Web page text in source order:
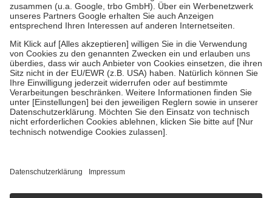
Verordnung.
Um das Engagement der Versicherten für ihre eigene Gesundheit zu
stärken und die besondere Stellung der Familie zu unterstützen,
fallenkeine Zuzahlungenan bei:
• Kindern und Jugendlichen bis zum vollendeten 18. Lebensjahr
mit Ausnahme der Fahrkosten
• Untersuchungen zur Vorsorge und Früherkennung, die von der
GKV getragen werden
• empfohlenen Schutzimpfungen
• Harn- und Blutteststreifen
getroffen, um sicherzustellen, dass es sich um echte Bewertungen
https://help.etrusted.com/hc/de/articles/4419944605341